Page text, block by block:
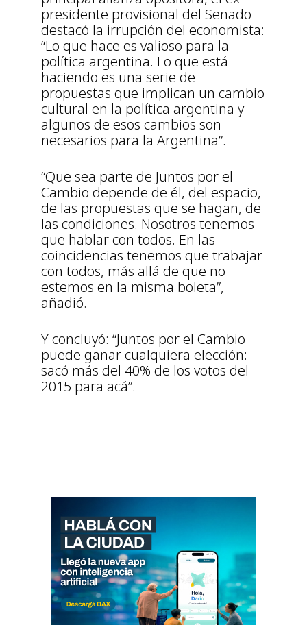
presidente provisional del Senado
destacó la irrupción del economista:
“Lo que hace es valioso para la
política argentina. Lo que está
haciendo es una serie de
propuestas que implican un cambio
cultural en la política argentina y
algunos de esos cambios son
necesarios para la Argentina”.
“Que sea parte de Juntos por el
Cambio depende de él, del espacio,
de las propuestas que se hagan, de
las condiciones. Nosotros tenemos
que hablar con todos. En las
coincidencias tenemos que trabajar
con todos, más allá de que no
estemos en la misma boleta”,
añadió.
Y concluyó: “Juntos por el Cambio
puede ganar cualquiera elección:
sacó más del 40% de los votos del
2015 para acá”.